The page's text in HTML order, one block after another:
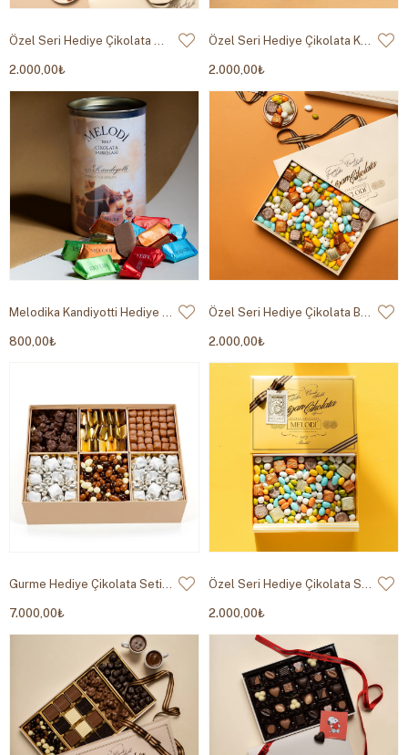
Özel Seri Hediye Çikolata Mint 950g
2.000,00₺
Özel Seri Hediye Çikolata Kahverengi 950g
2.000,00₺
Melodika Kandiyotti Hediye Çikolata 450 gr
800,00₺
Özel Seri Hediye Çikolata Beyaz 950g
2.000,00₺
Gurme Hediye Çikolata Seti 2.920g
7.000,00₺
Özel Seri Hediye Çikolata Sarı 950g
2.000,00₺